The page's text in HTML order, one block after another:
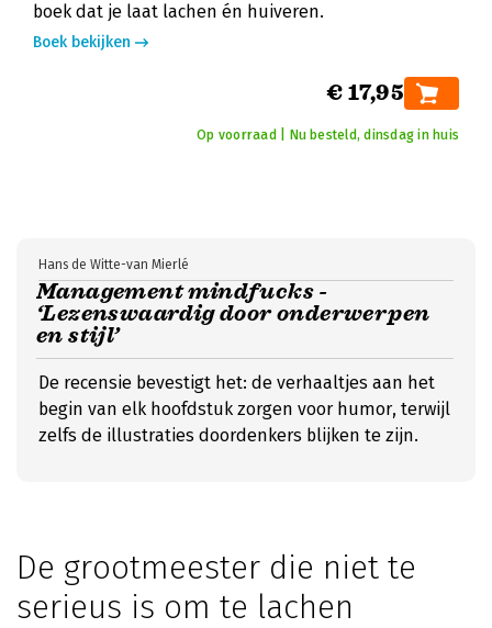
boek dat je laat lachen én huiveren.
Boek bekijken
€ 17,95
Op voorraad | Nu besteld, dinsdag in huis
Management mindfucks -
‘Lezenswaardig door onderwerpen
en stijl’
Hans de Witte-van Mierlé
De recensie bevestigt het: de verhaaltjes aan het
begin van elk hoofdstuk zorgen voor humor, terwijl
zelfs de illustraties doordenkers blijken te zijn.
De grootmeester die niet te
serieus is om te lachen